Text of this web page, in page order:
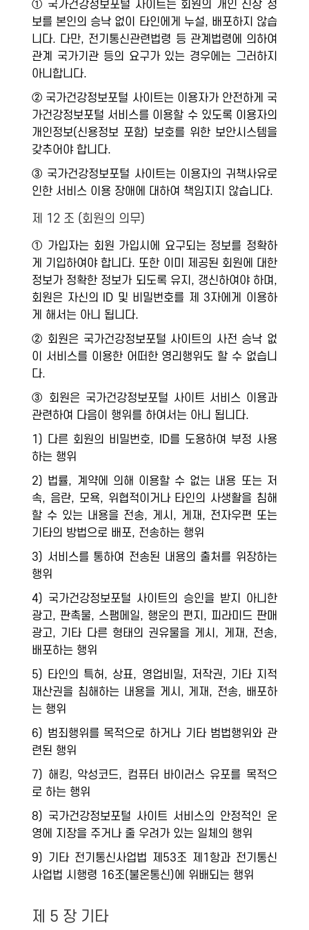
① 국가건강정보포털 사이트는 회원의 개인 신상 정
보를 본인의 승낙 없이 타인에게 누설, 배포하지 않습
니다. 다만, 전기통신관련법령 등 관계법령에 의하여
관계 국가기관 등의 요구가 있는 경우에는 그러하지
아니합니다.
② 국가건강정보포털 사이트는 이용자가 안전하게 국
가건강정보포털 서비스를 이용할 수 있도록 이용자의
개인정보(신용정보 포함) 보호를 위한 보안시스템을
갖추어야 합니다.
③ 국가건강정보포털 사이트는 이용자의 귀책사유로
인한 서비스 이용 장애에 대하여 책임지지 않습니다.
제 12 조 (회원의 의무)
① 가입자는 회원 가입시에 요구되는 정보를 정확하
게 기입하여야 합니다. 또한 이미 제공된 회원에 대한
정보가 정확한 정보가 되도록 유지, 갱신하여야 하며,
회원은 자신의 ID 및 비밀번호를 제 3자에게 이용하
게 해서는 아니 됩니다.
② 회원은 국가건강정보포털 사이트의 사전 승낙 없
이 서비스를 이용한 어떠한 영리행위도 할 수 없습니
다.
③ 회원은 국가건강정보포털 사이트 서비스 이용과
관련하여 다음이 행위를 하여서는 아니 됩니다.
1) 다른 회원의 비밀번호, ID를 도용하여 부정 사용
하는 행위
2) 법률, 계약에 의해 이용할 수 없는 내용 또는 저
속, 음란, 모욕, 위협적이거나 타인의 사생활을 침해
할 수 있는 내용을 전송, 게시, 게재, 전자우편 또는
기타의 방법으로 배포, 전송하는 행위
3) 서비스를 통하여 전송된 내용의 출처를 위장하는
행위
4) 국가건강정보포털 사이트의 승인을 받지 아니한
광고, 판촉물, 스팸메일, 행운의 편지, 피라미드 판매
광고, 기타 다른 형태의 권유물을 게시, 게재, 전송,
배포하는 행위
5) 타인의 특허, 상표, 영업비밀, 저작권, 기타 지적
재산권을 침해하는 내용을 게시, 게재, 전송, 배포하
는 행위
6) 범죄행위를 목적으로 하거나 기타 범법행위와 관
련된 행위
7) 해킹, 악성코드, 컴퓨터 바이러스 유포를 목적으
로 하는 행위
8) 국가건강정보포털 사이트 서비스의 안정적인 운
영에 지장을 주거나 줄 우려가 있는 일체의 행위
9) 기타 전기통신사업법 제53조 제1항과 전기통신
사업법 시행령 16조(불온통신)에 위배되는 행위
제 5 장 기타